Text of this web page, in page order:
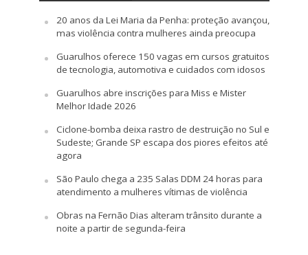
20 anos da Lei Maria da Penha: proteção avançou,
mas violência contra mulheres ainda preocupa
Guarulhos oferece 150 vagas em cursos gratuitos
de tecnologia, automotiva e cuidados com idosos
Guarulhos abre inscrições para Miss e Mister
Melhor Idade 2026
Ciclone-bomba deixa rastro de destruição no Sul e
Sudeste; Grande SP escapa dos piores efeitos até
agora
São Paulo chega a 235 Salas DDM 24 horas para
atendimento a mulheres vítimas de violência
Obras na Fernão Dias alteram trânsito durante a
noite a partir de segunda-feira